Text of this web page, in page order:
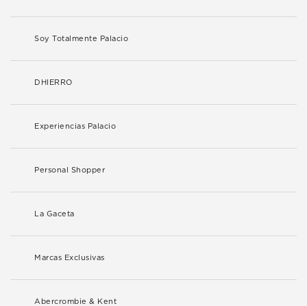
Soy Totalmente Palacio
DHIERRO
Experiencias Palacio
Personal Shopper
La Gaceta
Marcas Exclusivas
Abercrombie & Kent